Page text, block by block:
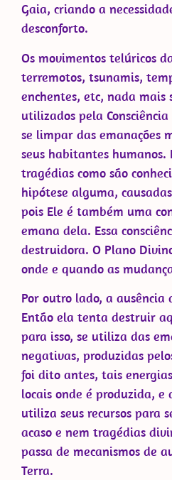
Gaia, criando a
desconforto.
Os movimentos telúricos
terremotos, tsunamis,
enchentes, etc, nada mais
utilizados pela
se limpar das emanações
seus habitantes humanos.
tragédias como são
hipótese alguma,
pois Ele é também uma
emana dela. Essa
destruidora. O Plano
onde e quando as
Por outro lado, a ausência
Então ela tenta destruir
para isso, se utiliza das
negativas, produzidas
foi dito antes, tais
locais onde é produzida, e
utiliza seus recursos para
acaso e nem tragédias
passa de mecanismos de
Terra.